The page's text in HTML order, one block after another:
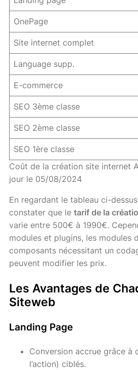
OnePage
Site internet complet
Language supp.
E-commerce
SEO 3ème classe
SEO 2ème classe
SEO 1ère classe
Coût de la création site internet
jour le 05/08/2024
En regardant le tableau ci-
constater que le tarif de la
varie entre 500€ à 1990€.
modules et plugins, les modules
composants nécessitant un
peuvent modifier les prix.
Les Avantages de
Siteweb
Landing Page
Conversion accrue grâce à
l’action) ciblés.